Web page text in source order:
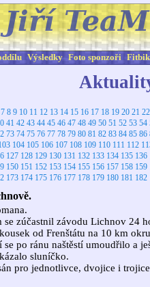
Výsledky Foto sponzoři
7 8 9 10 11 12 13 14 15 16 17 18 19 20 21 22
41 42 43 44 45 46 47 48 49 50 51 52 53 54
73 74 75 76 77 78 79 80 81 82 83 84 85 86
104 105 106 107 108 109 110 111 112
127 128 129 130 131 132 133 134 135 136
150 151 152 153 154 155 156 157 158 159
173 174 175 176 177 178 179 180 181 182
se zúčastnil závodu Lichnov 24
od Frenštátu na 10 km
se po ránu naštěstí umoudřilo a
sluníčko.
pro jednotlivce, dvojice i